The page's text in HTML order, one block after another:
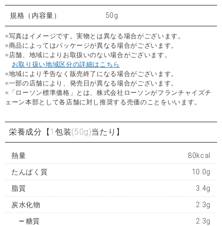
規格（内容量） 50g
※写真はイメージです。実物とは異なる場合がございます。
※商品によってはパッケージが異なる場合がございます。
※店舗、地域によりお取扱いのない場合がございます。
お取り扱い地域区分の詳細はこちら
※地域により予告なく販売終了になる場合がございます。
※一部の店舗により、発売日が異なる場合がございます。
※「ローソン標準価格」とは、株式会社ローソンがフランチャイズチ
ェーン本部として各店舗に対し推奨する売価のことをいいます。
栄養成分 【1包装(50g)当たり】
熱量 80kcal
たんぱく質 10.0g
脂質 3.4g
炭水化物 2.3g
糖質 2.3g